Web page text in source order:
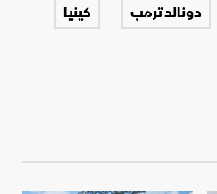
دونالد ترمب
كينيا